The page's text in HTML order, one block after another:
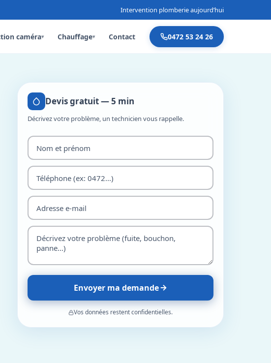
Intervention plomberie aujourd’hui
caméra▾ Chauffage▾ Contact 0472 53 24 26
Devis gratuit — 5 min
Décrivez votre problème, un technicien vous rappelle.
Envoyer ma demande
Vos données restent confidentielles.